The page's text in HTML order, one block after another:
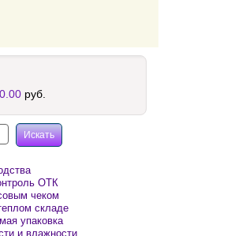
0.00 руб.
ОТК
чеком
складе
упаковка
и влажности